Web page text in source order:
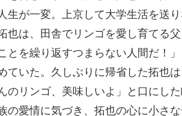
生が一変。上京して大学生活を送
也は、田舎でリンゴを愛し育てる
とを繰り返すつまらない人間だ！
ていた。久しぶりに帰省した拓也
のリンゴ、美味しいよ」と口にし
の愛情に気づき、拓也の心に小さな